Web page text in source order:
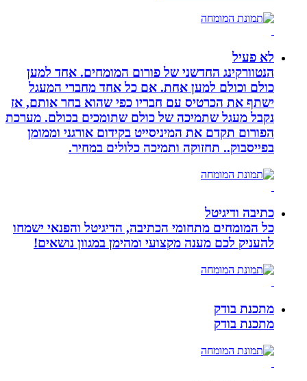
לא פעיל
הנטוורקינג החדשני של פורום המומחים. אחד למען
כולם וכולם למען אחת. אם כל אחד מחברי המעגל
ישתף את הכרטיס עם חבריו כפי שהוא בחר אותם, אז
נקבל מעגל שתמיכה של כולם שתומכים בכולם. מערכת
הפורום תקדם את המיניסייט בקידום אורגני וממומן
בפייסבוק.. תחזוקה ותמיכה כלולים במחיר.
כתיבה ודיגיטל
כל המומחים מתחומי הכתיבה, הדיגיטל והפנאי ישמחו
להעניק לכם מענה מקצועי ומהימן במגוון נושאים!
מתכנת בודק
מתכנת בודק